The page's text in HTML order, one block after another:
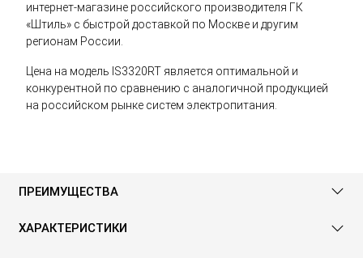
интернет-магазине российского производителя ГК
«Штиль» с быстрой доставкой по Москве и другим
регионам России.
Цена на модель IS3320RT является оптимальной и
конкурентной по сравнению с аналогичной продукцией
на российском рынке систем электропитания.
ПРЕИМУЩЕСТВА
ХАРАКТЕРИСТИКИ